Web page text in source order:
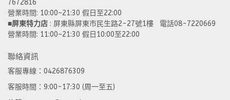
7672816
營業時間: 10:00~21:30 假日至22:00
■屏東特力店 : 屏東縣屏東市民生路2-27號1樓   電話08-7220669
營業時間: 11:00~21:30 假日10:00至22:00
聯絡資訊
客服專線：0426876309
客服時間：9:00-17:30 (周一至五)